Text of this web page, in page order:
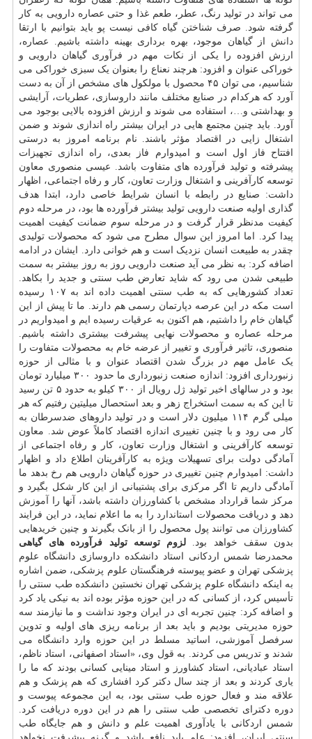
می تواند در تولید رنگ، عطر، طعم غذا و حتی عصاره دارویی به کار
گرفته شود. صرف شناختن گیاه کافی نیست پو باید بتوانیم با ارتقا
دانش از گیاهان موجود، بهره برداری بهینه داشته باشیم. عصاره،
ارزش افزوده را یکی از نکات مهم در فرآوری گیاهان دارویی و
خوراکی عنوان و افزود: هرچند نعناع را بعنوان یک سبزی خوراکی می
شناسیم، می توان ۴۵
محصول با مولکول های مشخص از آن به دست
آورد که هرکدام در صنایع مختلف مانند داروسازی، عطریات، آرایشی
و بهداشتی و…، استفاده می شوند و ارزش افزوده بالایی بوجود می
آورد. باید چنین مجتمع هایی در ایران بیشتر راه اندازی شوند و ضمن
اشتغال زایی در اقتصاد مؤثر باشند. نام برنامه امروز به درستی
افتتاح فاز اول است و امیدوارم فاز بعدی، راه اندازی تجهیزات
پیشرفته و تولید فرآورده های متفاوت باشد. عیسی منصوری معاون
توسعه کارآفرینی و اشتغال وزارت تعاون، کار و رفاه اجتماعی، اظهار
داشت: صنایع در رابطه با انسان شرایط خاصی دارد، ابتدا هدف
گذاری اولیه صنعت دارویی تولید بیشتر فرآورده ها بود، در مرحله دوم
کیفیت مدنظر قرار گرفت و در مرحله سوم ضمانت کیفیت اهمیت
پیدا کرد. اما امروز این سوال مطرح می شود که محصولات تولیدی
چقدر به طبیعت انسان نزدیک است و هم خوانی دارد. ایشان در ادامه
اضافه کرد: به نظر می آید صنعت دارویی روز به روز بیشتر به سمت
طبیعی شدن می رود که شاید تعارض طب سنتی و جدید را بکاهد.
تعداد کشورهایی که به طب سنتی اهمیت داده اند به ۱۰۷ رسیده
است مکه در این عرصه دپارتمان رسمی هم دارند. ما تا پیش از این
گیاهان خام را داشتیم، هم اکنون به عرقیات رسیده ایم و امیدواریم در
مرحله عصاره و محصولات نهایی پیشرفت بیشتری داشته باشیم.
منصوری، تاثیر فرآوری و تغییر از عرضه خام به محصولات متفاوت را
یک عامل مهم در بزرگ شدن اقتصاد عنوان و با مثالی از حوزه
زنبورداری افزود: اندازه صنعت زنبورداری ما حدود ۳۰۰ میلیارد تومان
بود و در سالهای اخیر تولید ژل رویال از ۳۰۰ کیلو به حدود ۵ تن رسید
تا این که به سمت استخراج زهر و بعد استحصال میلیتین رفتیم که هر
میلی گرم ۱۱۴ میلیون دلار است و در تولید داروهای ضدسرطان به
کار می رود و با چنین تغییری اندازه اقتصاد کاملاً عوض شد. معاون
توسعه کارآفرینی و اشتغال وزارت تعاون، کار و رفاه اجتماعی از
آمادگی دولت برای تسهیلات ویژه به کارآفرینان اطلاع داد و اظهار
داشت: امیدوارم چنین تغییری در حوزه گیاهان دارویی هم رخ بدهد ما
آمادگی داریم تا اگر مرکزی برای پشتیبانی از این کار شکل بگیرد و
مرکز شما قرارداد مشخص با کشاورزان داشته باشد، آنها را
آموزش
دهد و دریافت محصولات
استاندارد را به ما اعلام نماید، در این فرایند
کشاورزان می توانند پول محصول را از بانک بگیرند و چنین خریدهایی
بدون سقف خواهد بود. لزوم توسعه تولید فرآورده های گیاهی
محمدرضا شمس اردکانی استاد دانشکده داروسازی دانشگاه علوم
پزشکی تهران و عضو پیوسته فرهنگستان علوم پزشکی، ضمن اشاره
به اینکه دانشگاه علوم پزشکی تهران نخستین دانشکده طب سنتی را
تأسیس کرد، از کسانی که در این حوزه مؤثر بوده اند به نیکی یاد کرد
و اضافه کرد: چنین تجربه ای در ایران وجود نداشت و ما نیازمند سه
حوزه مدیریتی بودیم و باید بعد از برنامه ریزی های اولیه و تدوین
سرفصل آموزشی، اساتید مسلط در این حوزه وارد دانشگاه می
شدند و تدریس می کردند. به قول وی، «استاد اصفهانی، استاد ناظم،
استاد عبادیانی، استاد کشاورز و استاد مینایی کسانی بودند که ما را
یاری کردند و بعد از چند سال دکتر کرد افشاری که هم پزشک و هم
علاقه مند و فعال حوزه طب سنتی بود، به این مجموعه پیوست و
دوره دکترای تخصصی طب سنتی را هم در این دوره دریافت کرد.
شمس اردکانی با یادآوری اهمیت علم و دانش و هم جایگاه طب